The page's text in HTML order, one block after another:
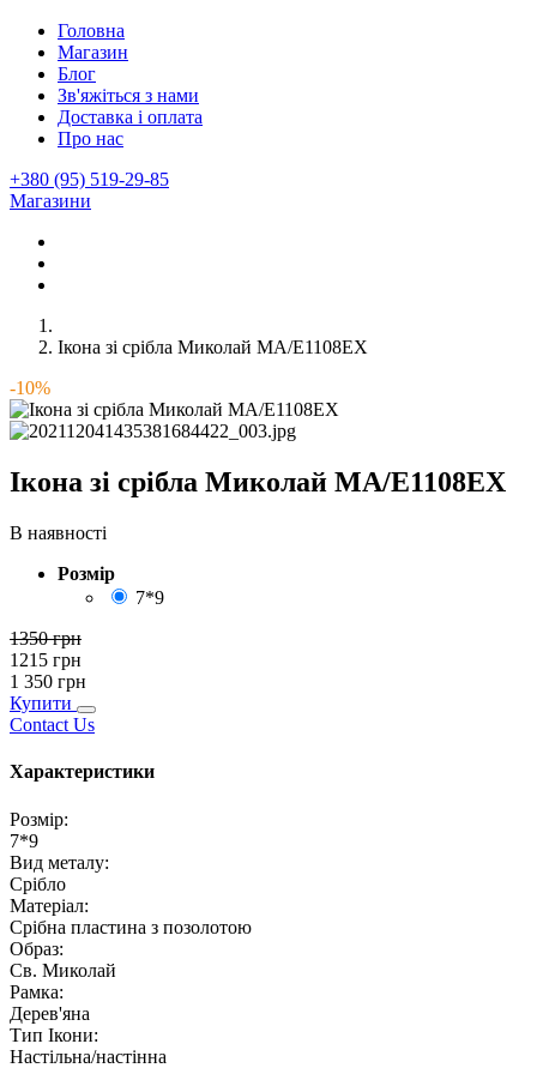
Головна
Магазин
Блог
Зв'яжіться з нами
Доставка і оплата
Про нас
+380 (95) 519-29-85
Магазини
Ікона зі срібла Миколай MA/E1108EX
-10%
Ікона зі срібла Миколай MA/E1108EX
В наявності
Розмір
7*9
1350грн
1215 грн
1 350 грн
Купити
Contact Us
Характеристики
Розмір:
7*9
Вид металу:
Срібло
Матеріал:
Срібна пластина з позолотою
Образ:
Св. Миколай
Рамка:
Дерев'яна
Тип Ікони:
Настільна/настінна